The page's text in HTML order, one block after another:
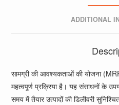
ADDITIONAL
सामग्री की आवश्यकताओं की योजना
महत्वपूर्ण प्रक्रिया है। यह संसाधनों के
समय में तैयार उत्पादों की डिलीवरी